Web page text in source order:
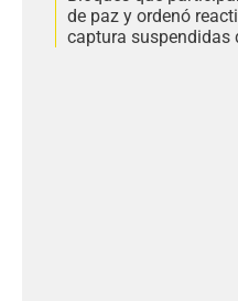
de paz y ordenó
captura suspendidas